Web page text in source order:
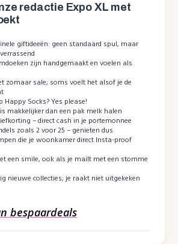
redactie Expo XL met
giftideeën: geen standaard spul, maar
zijn handgemaakt en voelen als
zomaar sale; soms voelt het alsof je de
Happy Socks? Yes please!
makkelijker dan een pak melk halen
– direct cash in je portemonnee
zoals 2 voor 25 – genieten dus
die je woonkamer direct Insta-proof
een smile, ook als je mailt met een stomme
nieuwe collecties; je raakt niet uitgekeken
bespaardeals